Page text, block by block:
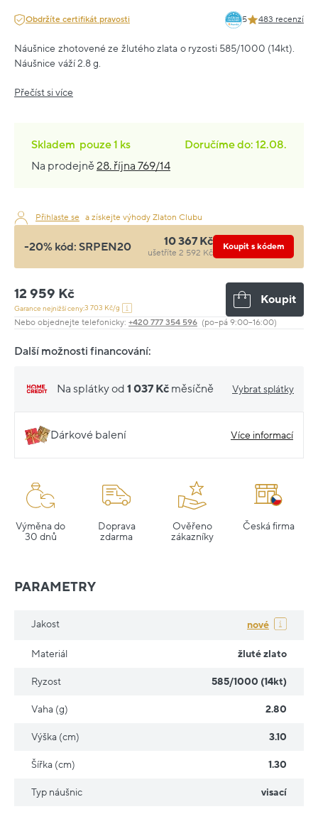
Obdržíte certifikát pravosti 5 483 recenzí
Náušnice zhotovené ze žlutého zlata o ryzosti 585/1000 (14kt).
Náušnice váží 2.8 g.
Přečíst si více
Skladem pouze1 ks
Doručíme do: 12.08.
Na prodejně28. října 769/14
Přihlaste se a získejte výhody Zlaton Clubu
-20% kód: SRPEN20 10 367 Kč
ušetříte 2 592 Kč
Koupit s kódem
12 959 Kč
Garance nejnižší ceny:3 703 Kč/g
Koupit
Nebo objednejte telefonicky: +420 777 354 596 (po–pá 9:00–16:00)
Další možnosti financování:
Na splátky od 1 037 Kč měsíčně Vybrat splátky
Dárkové balení Více informací
Výměna do
30 dnů
Doprava
zdarma
Ověřeno
zákazníky
Česká firma
PARAMETRY
Jakost nové
Materiál žluté zlato
Ryzost 585/1000 (14kt)
Vaha (g) 2.80
Výška (cm) 3.10
Šířka (cm) 1.30
Typ náušnic visací